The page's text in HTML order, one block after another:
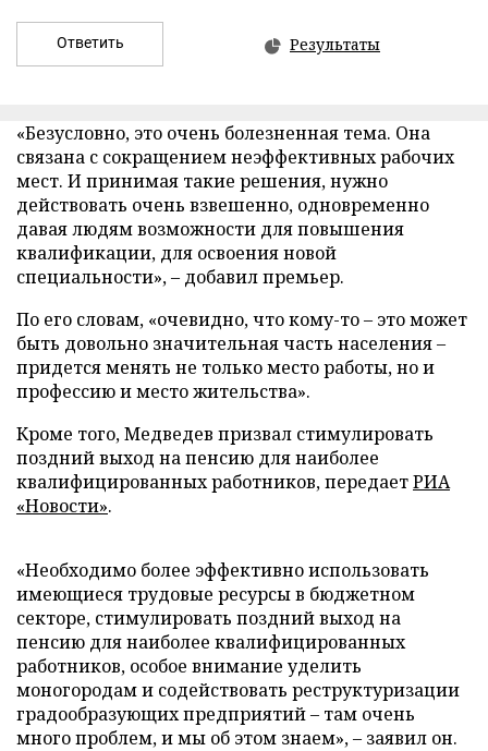
Ответить Результаты
«Безусловно, это очень болезненная тема. Она
связана с сокращением неэффективных рабочих
мест. И принимая такие решения, нужно
действовать очень взвешенно, одновременно
давая людям возможности для повышения
квалификации, для освоения новой
специальности», – добавил премьер.
По его словам, «очевидно, что кому-то – это может
быть довольно значительная часть населения –
придется менять не только место работы, но и
профессию и место жительства».
Кроме того, Медведев призвал стимулировать
поздний выход на пенсию для наиболее
квалифицированных работников, передаетРИА
«Новости».
«Необходимо более эффективно использовать
имеющиеся трудовые ресурсы в бюджетном
секторе, стимулировать поздний выход на
пенсию для наиболее квалифицированных
работников, особое внимание уделить
моногородам и содействовать реструктуризации
градообразующих предприятий – там очень
много проблем, и мы об этом знаем», – заявил он.